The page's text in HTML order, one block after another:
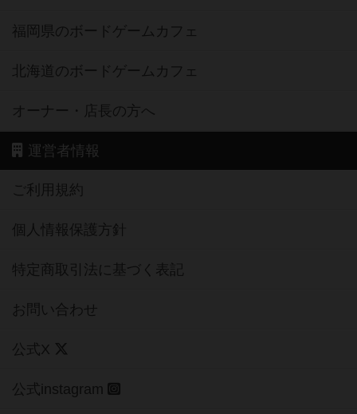
福岡県のボードゲームカフェ
北海道のボードゲームカフェ
オーナー・店長の方へ
運営者情報
ご利用規約
個人情報保護方針
特定商取引法に基づく表記
お問い合わせ
公式X
公式instagram